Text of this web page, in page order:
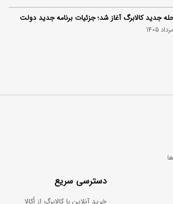
جدید کالابرگ آغاز شد؛ جزئیات برنامه جدید دولت
دسترسی سریع
خرید آنلاین با کالابرگ از اُکالا